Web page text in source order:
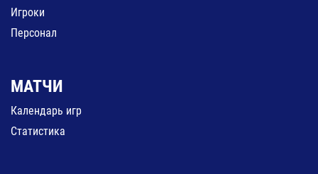
Игроки
Персонал
МАТЧИ
Календарь игр
Статистика